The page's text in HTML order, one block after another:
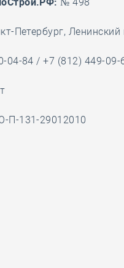
Петербург,
04-84 / +7 (812) 449-09-
П-131-29012010